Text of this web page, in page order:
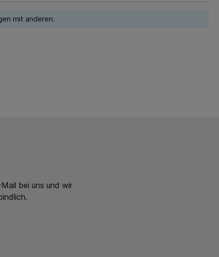
mit anderen.
bei uns und wir